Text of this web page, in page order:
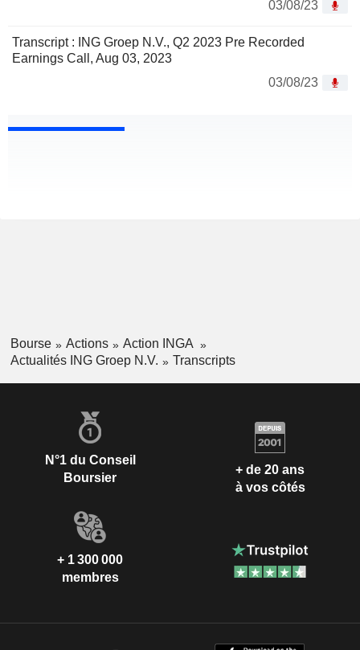
03/08/23
Transcript : ING Groep N.V., Q2 2023 Pre Recorded
Earnings Call, Aug 03, 2023
03/08/23
Bourse Actions
Action INGA
Actualités ING Groep N.V.
Transcripts
N°1 du Conseil
Boursier
+ de 20 ans
à vos côtés
+ 1 300 000
membres